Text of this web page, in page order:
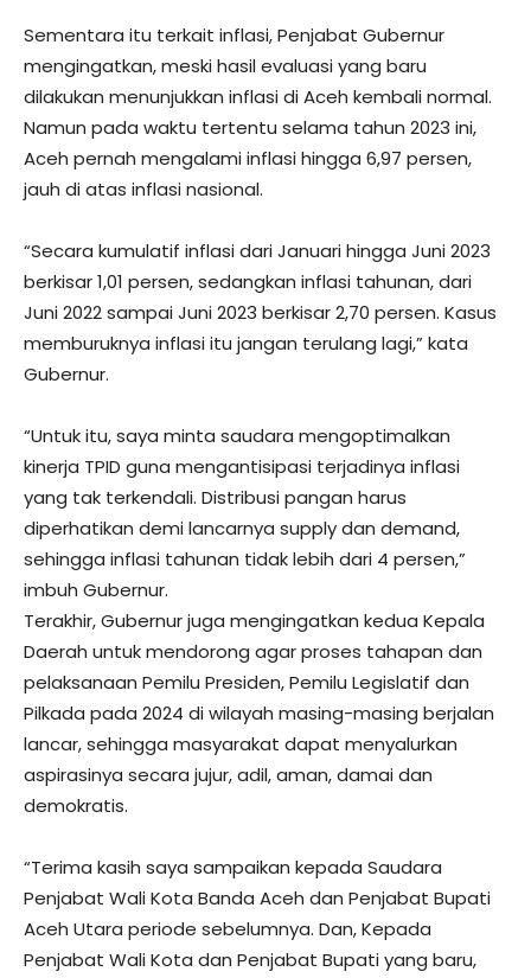
Sementara itu terkait inflasi, Penjabat Gubernur
mengingatkan, meski hasil evaluasi yang baru
dilakukan menunjukkan inflasi di Aceh kembali normal.
Namun pada waktu tertentu selama tahun 2023 ini,
Aceh pernah mengalami inflasi hingga 6,97 persen,
jauh di atas inflasi nasional.
“Secara kumulatif inflasi dari Januari hingga Juni 2023
berkisar 1,01 persen, sedangkan inflasi tahunan, dari
Juni 2022 sampai Juni 2023 berkisar 2,70 persen. Kasus
memburuknya inflasi itu jangan terulang lagi,” kata
Gubernur.
“Untuk itu, saya minta saudara mengoptimalkan
kinerja TPID guna mengantisipasi terjadinya inflasi
yang tak terkendali. Distribusi pangan harus
diperhatikan demi lancarnya supply dan demand,
sehingga inflasi tahunan tidak lebih dari 4 persen,”
imbuh Gubernur.
Terakhir, Gubernur juga mengingatkan kedua Kepala
Daerah untuk mendorong agar proses tahapan dan
pelaksanaan Pemilu Presiden, Pemilu Legislatif dan
Pilkada pada 2024 di wilayah masing-masing berjalan
lancar, sehingga masyarakat dapat menyalurkan
aspirasinya secara jujur, adil, aman, damai dan
demokratis.
“Terima kasih saya sampaikan kepada Saudara
Penjabat Wali Kota Banda Aceh dan Penjabat Bupati
Aceh Utara periode sebelumnya. Dan, Kepada
Penjabat Wali Kota dan Penjabat Bupati yang baru,